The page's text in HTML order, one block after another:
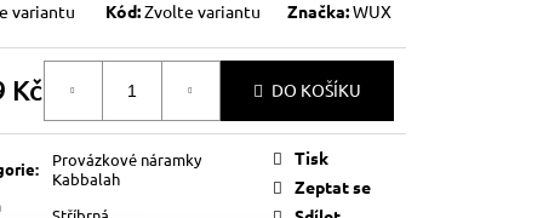
variantu Kód:Zvolte variantu Značka:WUX
Kč DO KOŠÍKU
:
Provázkové náramky
Kabbalah
Tisk
Zeptat se